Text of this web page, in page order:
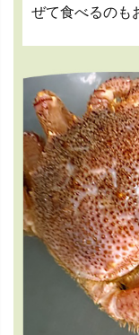
ぜて食べるのも